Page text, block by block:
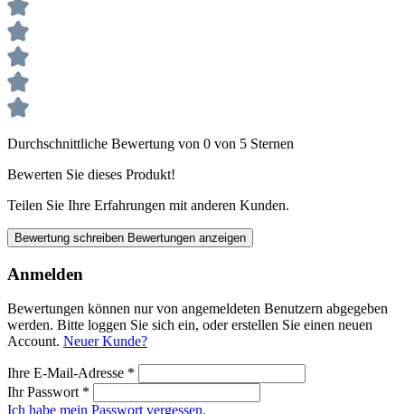
Durchschnittliche Bewertung von 0 von 5 Sternen
Bewerten Sie dieses Produkt!
Teilen Sie Ihre Erfahrungen mit anderen Kunden.
Bewertung schreiben Bewertungen anzeigen
Anmelden
Bewertungen können nur von angemeldeten Benutzern abgegeben
werden. Bitte loggen Sie sich ein, oder erstellen Sie einen neuen
Account. Neuer Kunde?
Ihre E-Mail-Adresse *
Ihr Passwort *
Ich habe mein Passwort vergessen.